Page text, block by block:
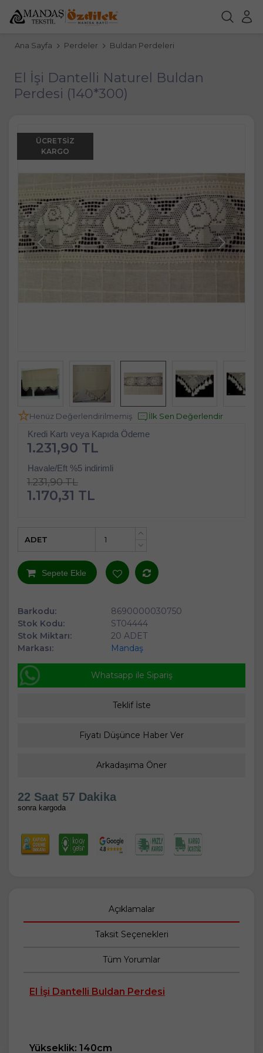
Ana Sayfa Perdeler Buldan Perdeleri
El İşi Dantelli Naturel Buldan
Perdesi (140*300)
ÜCRETSIZ
KARGO
Henüz Değerlendirilmemiş İlk Sen Değerlendir
Kredi Kartı veya Kapıda Ödeme
1.231,90 TL
Havale/Eft %5 indirimli
1.231,90 TL
1.170,31 TL
+
ADET
Sepete Ekle
Barkodu:
8690000030750
Stok Kodu:
ST04444
Stok Miktarı:
20 ADET
Markası:
Mandaş
Whatsapp ile Sipariş
Teklif İste
Fiyatı Düşünce Haber Ver
Arkadaşıma Öner
22 Saat 57 Dakika
sonra kargoda
Açıklamalar
Taksit Seçenekleri
Tüm Yorumlar
El İşi Dantelli Buldan Perdesi
Yükseklik: 140cm